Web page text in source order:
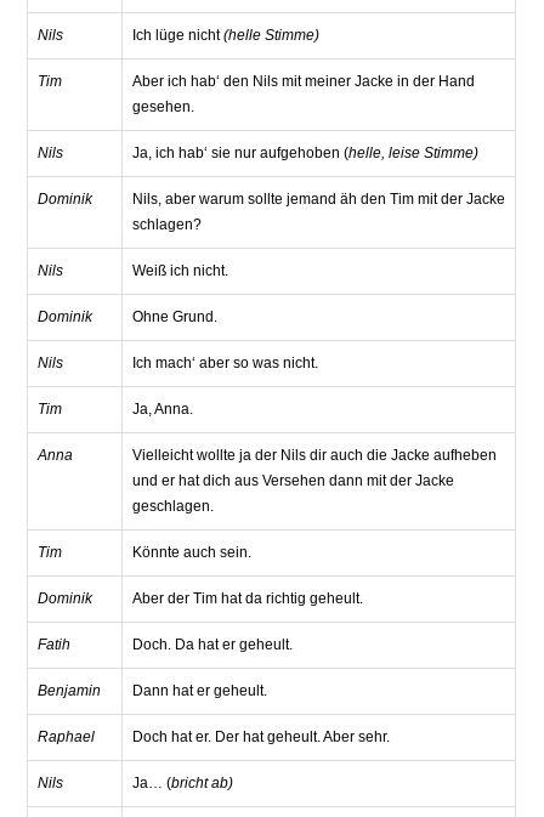
Nils Ich lüge nicht(helle Stimme)
Tim
Aber ich hab‘ den Nils mit meiner Jacke in der Hand
gesehen.
Nils Ja, ich hab‘ sie nur aufgehoben (helle, leise Stimme)
Dominik
Nils, aber warum sollte jemand äh den Tim mit der Jacke
schlagen?
Nils Weiß ich nicht.
Dominik Ohne Grund.
Nils Ich mach‘ aber so was nicht.
Tim Ja, Anna.
Anna
Vielleicht wollte ja der Nils dir auch die Jacke aufheben
und er hat dich aus Versehen dann mit der Jacke
geschlagen.
Tim Könnte auch sein.
Dominik Aber der Tim hat da richtig geheult.
Fatih Doch. Da hat er geheult.
Benjamin Dann hat er geheult.
Raphael Doch hat er. Der hat geheult. Aber sehr.
Nils Ja… (bricht ab)